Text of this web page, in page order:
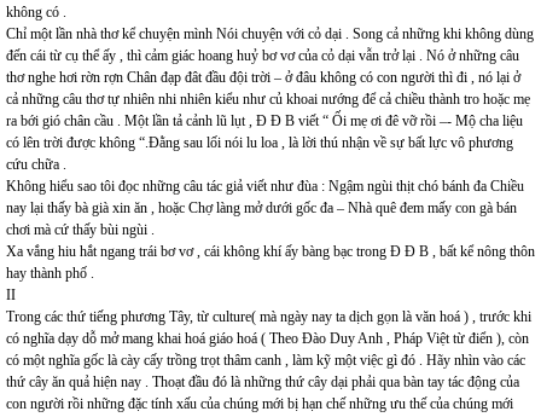
không có .
Chỉ một lần nhà thơ kể chuyện mình Nói chuyện với cỏ dại . Song cả những khi không dùng
đến cái từ cụ thể ấy , thì cảm giác hoang huỷ bơ vơ của cỏ dại vẫn trở lại . Nó ở những câu
thơ nghe hơi rờn rợn Chân đạp đât đầu đội trời – ở đâu không có con người thì đi , nó lại ở
cả những câu thơ tự nhiên nhi nhiên kiểu như củ khoai nướng để cả chiều thành tro hoặc mẹ
ra bới gió chân cầu . Một lần tả cảnh lũ lụt , Đ Đ B viết “ Ối mẹ ơi đê vỡ rồi –- Mộ cha liệu
có lên trời được không “.Đằng sau lối nói lu loa , là lời thú nhận về sự bất lực vô phương
cứu chữa .
Không hiểu sao tôi đọc những câu tác giả viết như đùa : Ngậm ngùi thịt chó bánh đa Chiều
nay lại thấy bà già xin ăn , hoặc Chợ làng mở dưới gốc đa – Nhà quê đem mấy con gà bán
chơi mà cứ thấy bùi ngùi .
Xa vắng hiu hắt ngang trái bơ vơ , cái không khí ấy bàng bạc trong Đ Đ B , bất kể nông thôn
hay thành phố .
II
Trong các thứ tiếng phương Tây, từ culture( mà ngày nay ta dịch gọn là văn hoá ) , trước khi
có nghĩa dạy dỗ mở mang khai hoá giáo hoá ( Theo Đào Duy Anh , Pháp Việt từ điển ), còn
có một nghĩa gốc là cày cấy trồng trọt thâm canh , làm kỹ một việc gì đó . Hãy nhìn vào các
thứ cây ăn quả hiện nay . Thoạt đầu đó là những thứ cây dại phải qua bàn tay tác động của
con người rồi những đặc tính xấu của chúng mới bị hạn chế những ưu thế của chúng mới